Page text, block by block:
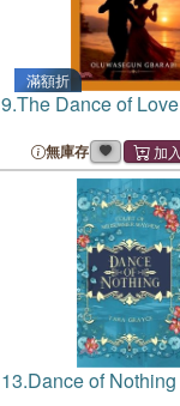
滿額折
9.The Dance of Love
無庫存
13.Dance of Nothing